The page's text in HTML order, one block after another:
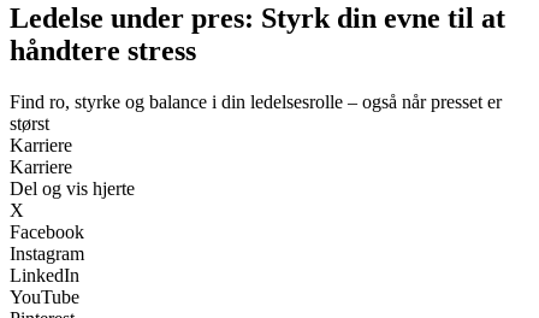
Ledelse under pres: Styrk din evne til at
håndtere stress
Find ro, styrke og balance i din ledelsesrolle – også når presset er
størst
Karriere
Karriere
Del og vis hjerte
X
Facebook
Instagram
LinkedIn
YouTube